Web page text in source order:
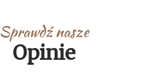
Sprawdź nasze
Opinie